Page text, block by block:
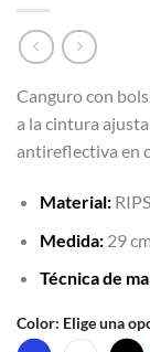
Canguro con
a la cintura
antireflectiva en
Material:
Medida: 29
Técnica de
Color: Elige una